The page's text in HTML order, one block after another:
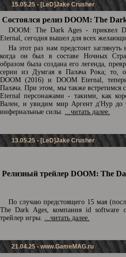
15.05.25 - [LeD]Jake Crusher
Состоялся релиз DOOM: The
DOOM: The Dark Ages - приквел
Eternal, сегодня вышел для всех
На этот раз нам предстоит
когда он был в составе Ночных
образом была создана его легенда,
серии из Думгая в Палача Рока; то, о
DOOM (2016) и DOOM Eternal,
Палача. При этом, мы также встретимся
Eternal персонажами - такими, как
Вален, и увидим мир Аргент д'Нур до
инфернальные силы. ...читать далее.
13.05.25 - [LeD]Jake Crusher
Релизный трейлер DOOM: The
По случаю предстоящего 15 мая
The Dark Ages, компания id software
трейлер игры. ...читать далее.
21.04.25 -www.GameMAG.ru